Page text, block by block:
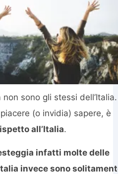
sono gli stessi dell’Italia.
(o invidia) sapere, è
all’Italia.
infatti molte delle
invece sono